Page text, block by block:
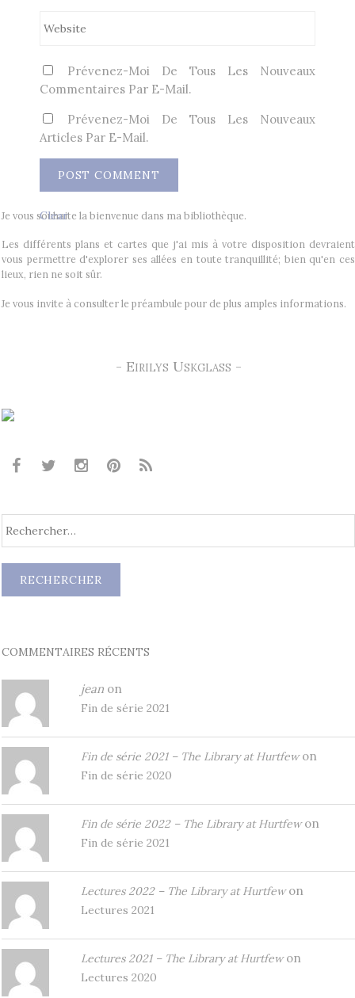
Prévenez-Moi De Tous Les Nouveaux
Commentaires Par E-Mail.
Prévenez-Moi De Tous Les Nouveaux
Articles Par E-Mail.
Clear
Je vous souhaite la bienvenue dans ma bibliothèque.
Les différents plans et cartes que j'ai mis à votre disposition devraient
vous permettre d'explorer ses allées en toute tranquillité; bien qu'en ces
lieux, rien ne soit sûr.
Je vous invite à consulter le préambule pour de plus amples informations.
- Eirilys Uskglass -
COMMENTAIRES RÉCENTS
jean on
Fin de série 2021
Fin de série 2021 – The Library at Hurtfewon
Fin de série 2020
Fin de série 2022 – The Library at Hurtfewon
Fin de série 2021
Lectures 2022 – The Library at Hurtfewon
Lectures 2021
Lectures 2021 – The Library at Hurtfewon
Lectures 2020